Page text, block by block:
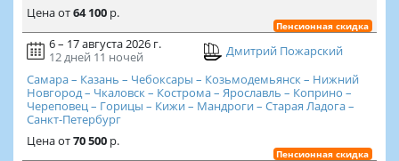
Ценаот64 100р.
Пенсионная скидка
6 – 17 августа 2026 г.
12 дней 11 ночей
Дмитрий Пожарский
Самара – Казань – Чебоксары – Козьмодемьянск – Нижний
Новгород – Чкаловск – Кострома – Ярославль – Коприно –
Череповец – Горицы – Кижи – Мандроги – Старая Ладога –
Санкт-Петербург
Ценаот70 500р.
Пенсионная скидка